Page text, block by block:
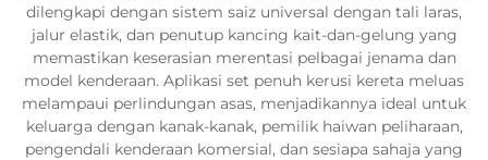
dilengkapi dengan sistem saiz universal dengan tali laras,
jalur elastik, dan penutup kancing kait-dan-gelung yang
memastikan keserasian merentasi pelbagai jenama dan
model kenderaan. Aplikasi set penuh kerusi kereta meluas
melampaui perlindungan asas, menjadikannya ideal untuk
keluarga dengan kanak-kanak, pemilik haiwan peliharaan,
pengendali kenderaan komersial, dan sesiapa sahaja yang